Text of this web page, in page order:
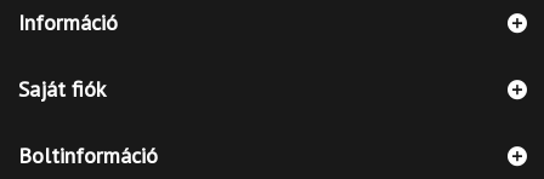
Információ
Saját fiók
Boltinformáció